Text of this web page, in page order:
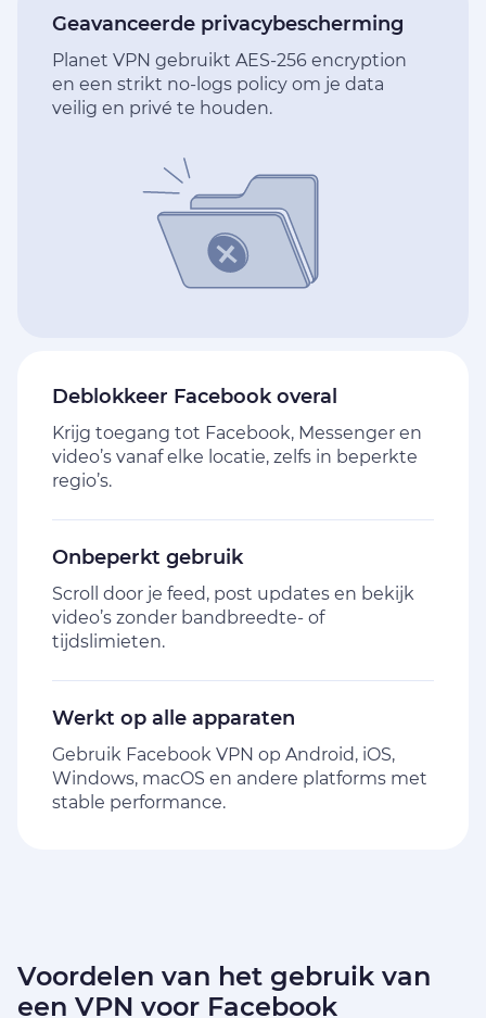
Deblokkeer Facebook overal
Krijg toegang tot Facebook, Messenger en
video’s vanaf elke locatie, zelfs in beperkte
regio’s.
Onbeperkt gebruik
Scroll door je feed, post updates en bekijk
video’s zonder bandbreedte- of
tijdslimieten.
Werkt op alle apparaten
Gebruik Facebook VPN op Android, iOS,
Windows, macOS en andere platforms met
stable performance.
Geavanceerde privacybescherming
Planet VPN gebruikt AES-256 encryption
en een strikt no-logs policy om je data
veilig en privé te houden.
Voordelen van het gebruik van
een VPN voor Facebook